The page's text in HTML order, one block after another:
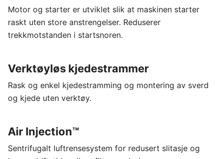
Motor og starter er utviklet slik at maskinen starter
raskt uten store anstrengelser. Reduserer
trekkmotstanden i startsnoren.
Verktøyløs kjedestrammer
Rask og enkel kjedestramming og montering av sverd
og kjede uten verktøy.
Air Injection™
Sentrifugalt luftrensesystem for redusert slitasje og